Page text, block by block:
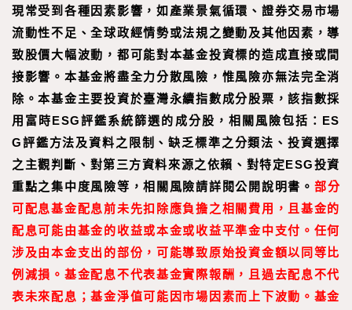
現常受到各種因素影響，如產業景氣循環、證券交易市場
流動性不足、全球政經情勢或法規之變動及其他因素，導
致股價大幅波動，都可能對本基金投資標的造成直接或間
接影響。本基金將盡全力分散風險，惟風險亦無法完全消
除。本基金主要投資於臺灣永續指數成分股票，該指數採
用富時ESG評鑑系統篩選的成分股，相關風險包括：ES
G評鑑方法及資料之限制、缺乏標準之分類法、投資選擇
之主觀判斷、對第三方資料來源之依賴、對特定ESG投資
重點之集中度風險等，相關風險請詳閱公開說明書。 部分
可配息基金配息前未先扣除應負擔之相關費用，且基金的
配息可能由基金的收益或本金或收益平準金中支付。任何
涉及由本金支出的部份，可能導致原始投資金額以同等比
例減損。基金配息不代表基金實際報酬，且過去配息不代
表未來配息；基金淨值可能因市場因素而上下波動。基金